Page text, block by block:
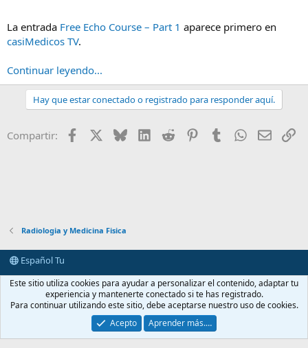
La entrada Free Echo Course – Part 1 aparece primero en
casiMedicos TV.
Continuar leyendo...
Hay que estar conectado o registrado para responder aquí.
Compartir: Facebook BlueskyLinkedIn
Reddit PinterestTumblr WhatsApp
E-mail
Radiologia y Medicina Fisica
Español Tu
Contactarnos
Términos y reglas Política de privacidad
Ayuda
R
S
S
Community platform by XenForo® © 2010-2026 XenForo Ltd.
Este sitio utiliza cookies para ayudar a personalizar el contenido, adaptar tu
experiencia y mantenerte conectado si te has registrado.
Para continuar utilizando este sitio, debe aceptarse nuestro uso de cookies.
Acepto
Aprender más.…